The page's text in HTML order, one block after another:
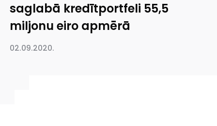
saglabā kredītportfeli 55,5
miljonu eiro apmērā
02.09.2020.